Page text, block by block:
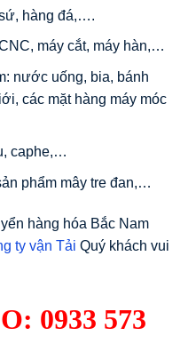
hàng đá,….
máy cắt, máy hàn,…
nước uống, bia, bánh
các mặt hàng máy móc
caphe,…
phẩm mây tre đan,…
hàng hóa Bắc Nam
ty vận Tải Quý khách vui
0933 573